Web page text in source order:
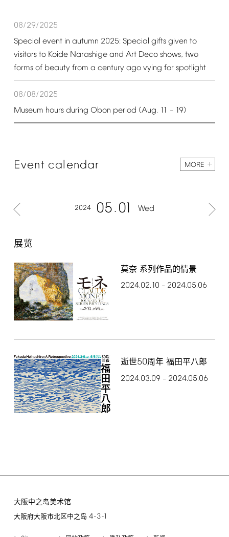
08/29/2025
Special event in autumn 2025: Special gifts given to
visitors to Koide Narashige and Art Deco shows, two
forms of beauty from a century ago vying for spotlight
08/08/2025
Museum hours during Obon period (Aug. 11 – 19)
Event calendar MORE
2024 05 01 Wed
展览
莫奈 系列作品的情景
2024.02.10 – 2024.05.06
逝世50周年 福田平八郎
2024.03.09– 2024.05.06
大阪中之岛美术馆
大阪府大阪市北区中之岛 4-3-1